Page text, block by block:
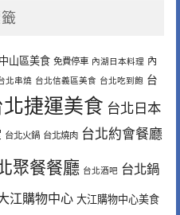
中山區美食 免費停車 內湖日本料理 內
北串燒 台北信義區美食 台北吃到飽 台
北捷運美食 台北日本
台北火鍋 台北燒肉 台北約會餐廳
聚餐餐廳 台北酒吧 台北鍋
江購物中心 大江購物中心美食